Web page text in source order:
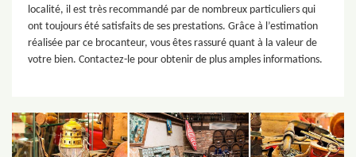
localité, il est très recommandé par de nombreux particuliers qui
ont toujours été satisfaits de ses prestations. Grâce à l’estimation
réalisée par ce brocanteur, vous êtes rassuré quant à la valeur de
votre bien. Contactez-le pour obtenir de plus amples informations.